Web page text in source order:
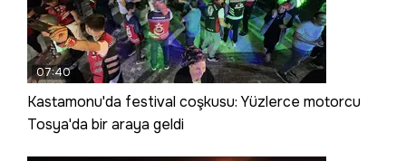
07:40
Kastamonu'da festival coşkusu: Yüzlerce motorcu
Tosya'da bir araya geldi